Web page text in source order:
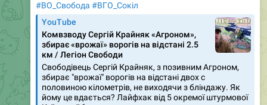
#ВО_Cвобода #ВГО_Сокіл
YouTube
Комвзводу Сергій Крайняк «Агроном»,
збирає «врожаї» ворогів на відстані 2.5
км / Легіон Свободи
Свободівець Сергій Крайняк, з позивним Агроном,
збирає "врожаї" ворогів на відстані двох с
половиною кілометрів, не виходячи з бліндажу. Як
йому це вдається? Лайфхак від 5 окремої штурмової